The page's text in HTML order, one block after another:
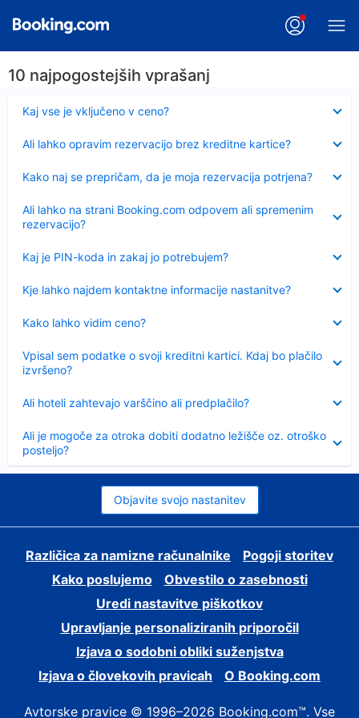
10 najpogostejših vprašanj
Kaj vse je vključeno v ceno?
Ali lahko opravim rezervacijo brez kreditne kartice?
Kako naj se prepričam, da je moja rezervacija potrjena?
Ali lahko na strani Booking.com odpovem ali spremenim
rezervacijo?
Kaj je PIN-koda in zakaj jo potrebujem?
Kje lahko najdem kontaktne informacije nastanitve?
Kako lahko vidim ceno?
Vpisal sem podatke o svoji kreditni kartici. Kdaj bo plačilo
izvršeno?
Ali hoteli zahtevajo varščino ali predplačilo?
Ali je mogoče za otroka dobiti dodatno ležišče oz. otroško
posteljo?
Objavite svojo nastanitev
Različica za namizne računalnike
Pogoji storitev
Kako poslujemo
Obvestilo o zasebnosti
Uredi nastavitve piškotkov
Upravljanje personaliziranih priporočil
Izjava o sodobni obliki suženjstva
Izjava o človekovih pravicah
O Booking.com
Avtorske pravice © 1996–2026 Booking.com™. Vse